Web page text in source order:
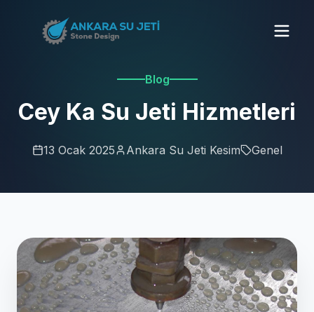
Blog
Cey Ka Su Jeti Hizmetleri
13 Ocak 2025 Ankara Su Jeti Kesim Genel